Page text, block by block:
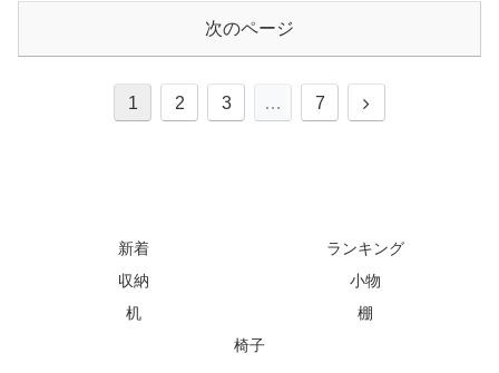
次のページ
1 2 3 … 7
新着
ランキング
収納
小物
机
棚
椅子